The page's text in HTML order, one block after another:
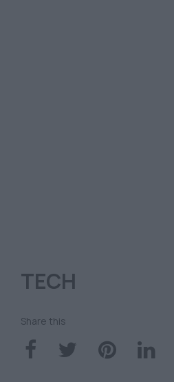
TECH
Share this